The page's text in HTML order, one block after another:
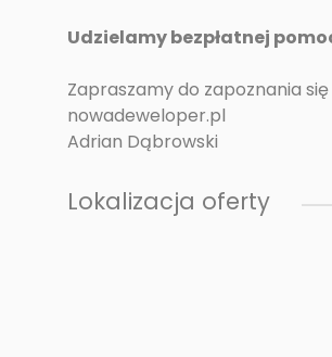
Udzielamy bezpłatnej
Zapraszamy do zapoznania
nowadeweloper.pl
Adrian Dąbrowski
Lokalizacja oferty